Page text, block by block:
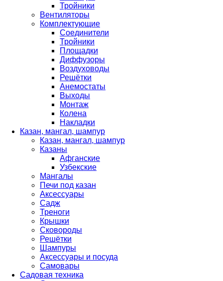
Тройники
Вентиляторы
Комплектующие
Соединители
Тройники
Площадки
Диффузоры
Воздуховоды
Решётки
Анемостаты
Выходы
Монтаж
Колена
Накладки
Казан, мангал, шампур
Казан, мангал, шампур
Казаны
Афганские
Узбекские
Мангалы
Печи под казан
Аксессуары
Садж
Треноги
Крышки
Сковороды
Решётки
Шампуры
Аксессуары и посуда
Самовары
Садовая техника